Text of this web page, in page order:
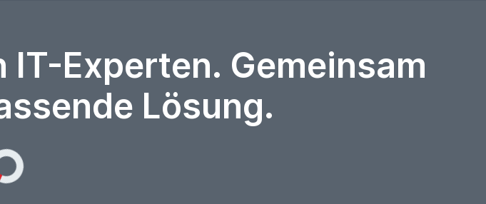
Experten. Gemeinsam
Lösung.